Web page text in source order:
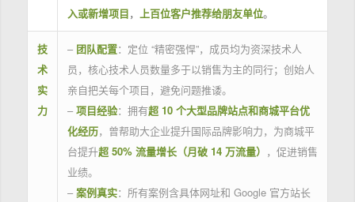
入或新增项目， 上百位客户推荐给朋友单位。
技
术
实
力
– 团队配置：定位 “精密强悍”，成员均为资深技术人
员，核心技术人员数量多于以销售为主的同行；创始人
亲自把关每个项目，避免问题推诿。
– 项目经验：拥有超 10 个大型品牌站点和商城平台优
化经历，曾帮助大企业提升国际品牌影响力，为商城平
台提升超 50% 流量增长（月破 14 万流量） ，促进销售
业绩。
– 案例真实：所有案例含具体网址和 Google 官方站长